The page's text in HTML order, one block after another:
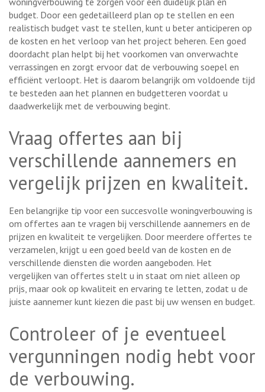
budget. Door een gedetailleerd plan op te stellen en een
realistisch budget vast te stellen, kunt u beter anticiperen op
de kosten en het verloop van het project beheren. Een goed
doordacht plan helpt bij het voorkomen van onverwachte
verrassingen en zorgt ervoor dat de verbouwing soepel en
efficiënt verloopt. Het is daarom belangrijk om voldoende tijd
te besteden aan het plannen en budgetteren voordat u
daadwerkelijk met de verbouwing begint.
Vraag offertes aan bij
verschillende aannemers en
vergelijk prijzen en kwaliteit.
Een belangrijke tip voor een succesvolle woningverbouwing is
om offertes aan te vragen bij verschillende aannemers en de
prijzen en kwaliteit te vergelijken. Door meerdere offertes te
verzamelen, krijgt u een goed beeld van de kosten en de
verschillende diensten die worden aangeboden. Het
vergelijken van offertes stelt u in staat om niet alleen op
prijs, maar ook op kwaliteit en ervaring te letten, zodat u de
juiste aannemer kunt kiezen die past bij uw wensen en budget.
Controleer of je eventueel
vergunningen nodig hebt voor
de verbouwing.